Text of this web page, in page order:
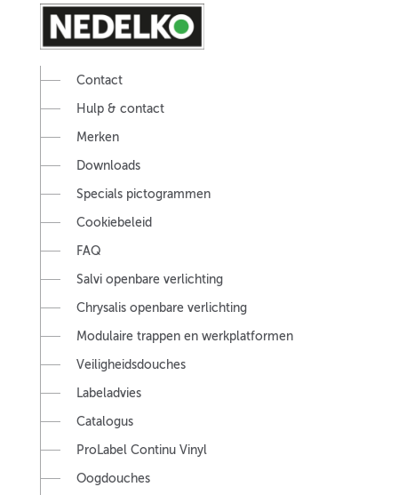
Contact
Hulp & contact
Merken
Downloads
Specials pictogrammen
Cookiebeleid
FAQ
Salvi openbare verlichting
Chrysalis openbare verlichting
Modulaire trappen en werkplatformen
Veiligheidsdouches
Labeladvies
Catalogus
ProLabel Continu Vinyl
Oogdouches